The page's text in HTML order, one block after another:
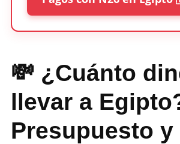
💸 ¿Cuánto
llevar a
Presupuesto